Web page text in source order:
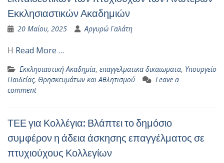
Εκκλησιαστικών Ακαδημιών
20 Μαΐου, 2025 Αργυρώ Γαλάτη
Η Read More …
Εκκλησιαστική Ακαδημία, επαγγελματικα δικαιωματα, Υπουργείο
Παιδείας, Θρησκευμάτων και Αθλητισμού
Leave a
comment
ΤΕΕ για Κολλέγια: Βλάπτει το δημόσιο
συμφέρον η άδεια άσκησης επαγγέλματος σε
πτυχιούχους Κολλεγίων